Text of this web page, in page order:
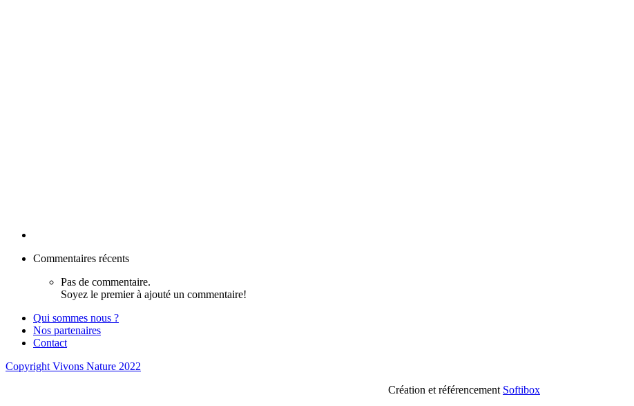
Commentaires récents
Pas de commentaire.
Soyez le premier à ajouté un commentaire!
Qui sommes nous ?
Nos partenaires
Contact
Copyright Vivons Nature 2022
Création et référencement Softibox